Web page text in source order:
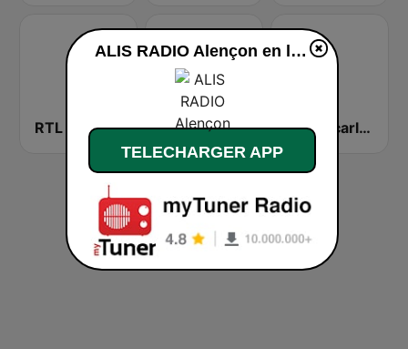
RTL 2 RFI Monde Montecarlo al doualiya (مونت كارلو الدولية)
ALIS RADIO Alençon en ligne
TELECHARGER APP